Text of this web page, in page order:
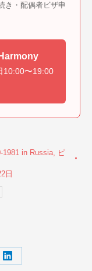
き・配偶者ビザ申
10:00〜19:00
1981 in Russia, ピ
日
Share